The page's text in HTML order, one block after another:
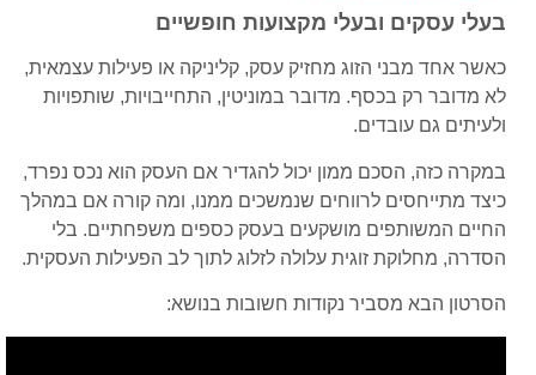
בעלי עסקים ובעלי מקצועות חופשיים
כאשר אחד מבני הזוג מחזיק עסק, קליניקה או פעילות עצמאית,
לא מדובר רק בכסף. מדובר במוניטין, התחייבויות, שותפויות
ולעיתים גם עובדים.
במקרה כזה, הסכם ממון יכול להגדיר אם העסק הוא נכס נפרד,
כיצד מתייחסים לרווחים שנמשכים ממנו, ומה קורה אם במהלך
החיים המשותפים מושקעים בעסק כספים משפחתיים. בלי
הסדרה, מחלוקת זוגית עלולה לזלוג לתוך לב הפעילות העסקית.
הסרטון הבא מסביר נקודות חשובות בנושא: